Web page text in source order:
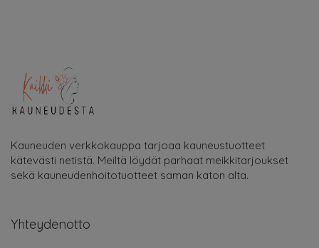
Kauneuden verkkokauppa tarjoaa kauneustuotteet
kätevästi netistä. Meiltä löydät parhaat meikkitarjoukset
sekä kauneudenhoitotuotteet saman katon alta.
Yhteydenotto